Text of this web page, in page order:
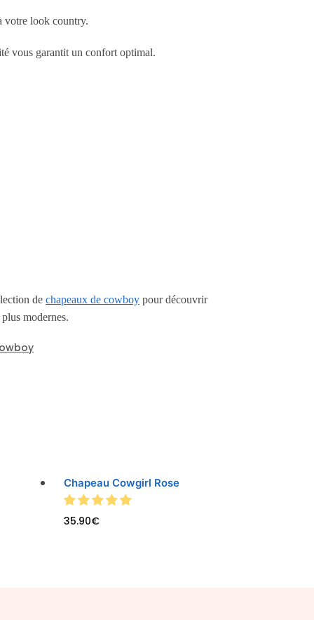
votre look country.
vous garantit un confort optimal.
dechapeaux de cowboy pour découvrir
modernes.
Chapeau Cowgirl Rose
35.90€